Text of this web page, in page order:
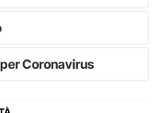
Coronavirus